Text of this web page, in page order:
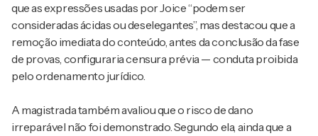
que as expressões usadas por Joice “podem ser
consideradas ácidas ou deselegantes”, mas destacou que a
remoção imediata do conteúdo, antes da conclusão da fase
de provas, configuraria censura prévia — conduta proibida
pelo ordenamento jurídico.
A magistrada também avaliou que o risco de dano
irreparável não foi demonstrado. Segundo ela, ainda que a